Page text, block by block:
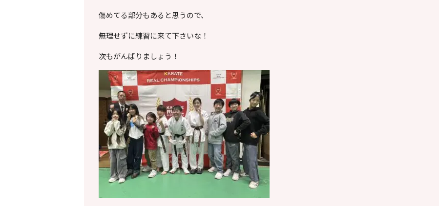
傷めてる部分もあると思うので、
無理せずに練習に来て下さいな！
次もがんばりましょう！